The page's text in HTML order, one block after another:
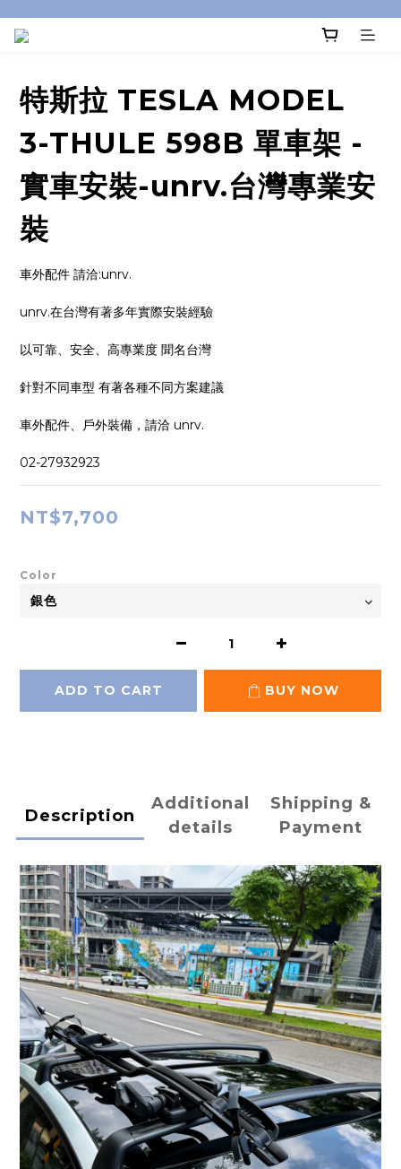
特斯拉 TESLA MODEL
3-THULE 598B 單車架 -
實車安裝-unrv.台灣專業安
裝
車外配件 請洽:unrv.
unrv.在台灣有著多年實際安裝經驗
以可靠、安全、高專業度 聞名台灣
針對不同車型 有著各種不同方案建議
車外配件、戶外裝備，請洽 unrv.
02-27932923
NT$7,700
Color
ADD TO CART BUY NOW
Description
Additional
details
Shipping &
Payment